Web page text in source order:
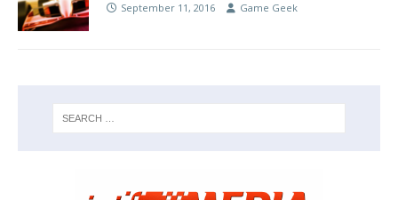
September 11, 2016 Game Geek